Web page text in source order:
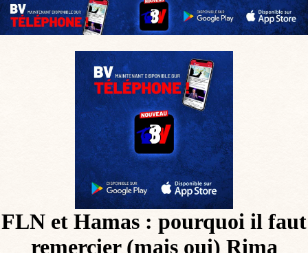
FLN et Hamas : pourquoi il faut
remercier (mais oui) Rima